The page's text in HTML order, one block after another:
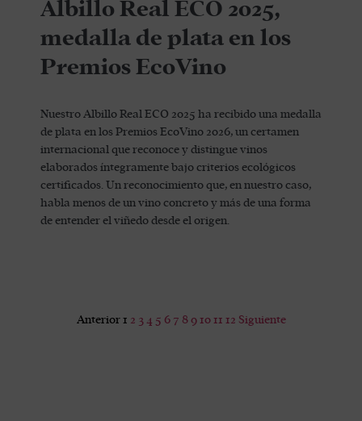
Albillo Real ECO 2025,
medalla de plata en los
Premios EcoVino
Nuestro Albillo Real ECO 2025 ha recibido una medalla
de plata en los Premios EcoVino 2026, un certamen
internacional que reconoce y distingue vinos
elaborados íntegramente bajo criterios ecológicos
certificados. Un reconocimiento que, en nuestro caso,
habla menos de un vino concreto y más de una forma
de entender el viñedo desde el origen.
Anterior 1 2 3 4 5 6 7 8 9 10 11 12 Siguiente